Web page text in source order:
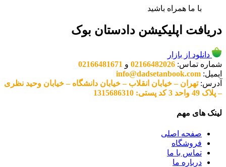
با ما همراه باشید
دریافت اپلیکیشن دادستان بوک
دانلود از بازار
شماره تماس: 02166482026 و 02166481671
ایمیل: info@dadsetanbook.com
آدرس:تهران – خیابان انقلاب – خیابان دانشگاه – خیابان وحید نظری
– پلاک 49 واحد 3 کد پستی: 1315686310
لینک های مهم
صفحه اصلی
فروشگاه
تماس با ما
درباره ما